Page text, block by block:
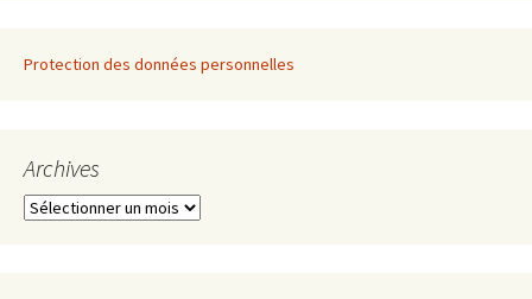
Protection des données personnelles
Archives
A